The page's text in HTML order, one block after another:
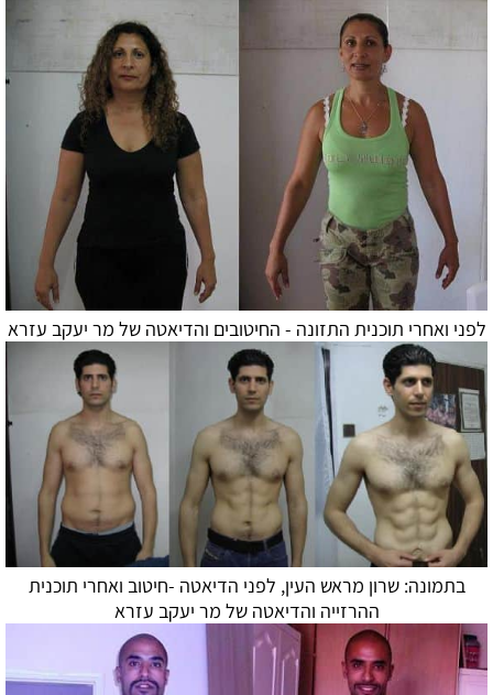
לפני ואחרי תוכנית התזונה - החיטובים והדיאטהשל מר יעקב עזרא
בתמונה: שרון מראש העין, לפני הדיאטה -חיטוב ואחרי תוכנית
ההרזייה והדיאטהשל מר יעקב עזרא